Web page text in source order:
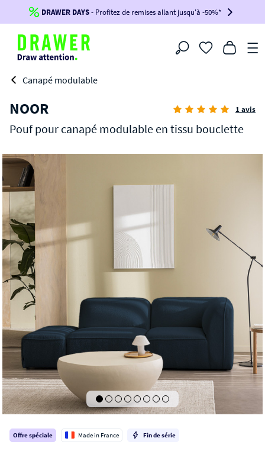
Jusqu'à-100€*sur votre commande !
BIKINI100
-voir conditions en bas de page-
DRAWER DAYS- Profitez de remises allant jusqu'à -50%*
Filtrer
Canapé modulable
NOOR
Pouf pour canapé modulable en tissu bouclette
1 avis
Offre spéciale Made in France Fin de série